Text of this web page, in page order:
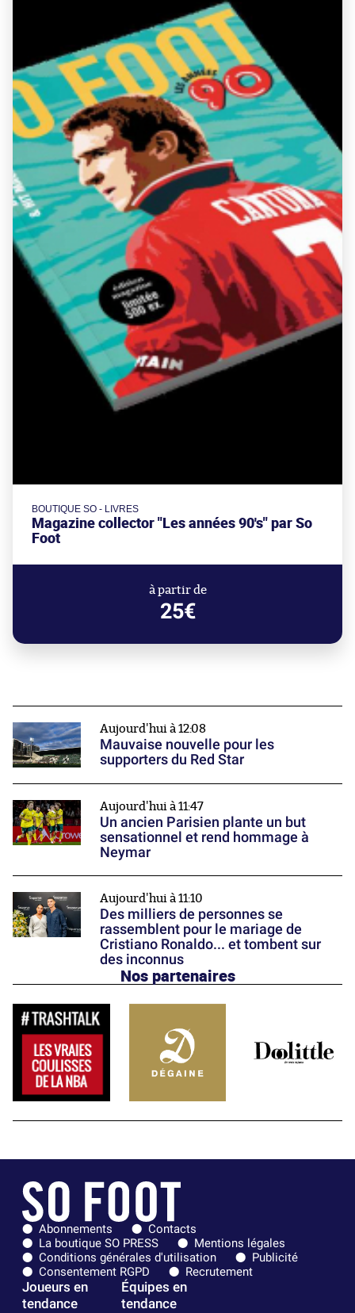
BOUTIQUE SO - LIVRES
Magazine collector "Les années 90's" par So
Foot
à partir de
25€
Aujourd'hui à 12:08
Mauvaise nouvelle pour les
supporters du Red Star
Aujourd'hui à 11:47
Un ancien Parisien plante un but
sensationnel et rend hommage à
Neymar
Aujourd'hui à 11:10
Des milliers de personnes se
rassemblent pour le mariage de
Cristiano Ronaldo... et tombent sur
des inconnus
Nos partenaires
Abonnements
Contacts
La boutique SO PRESS
Mentions légales
Conditions générales d'utilisation
Publicité
Consentement RGPD
Recrutement
Joueurs en
tendance
Équipes en
tendance